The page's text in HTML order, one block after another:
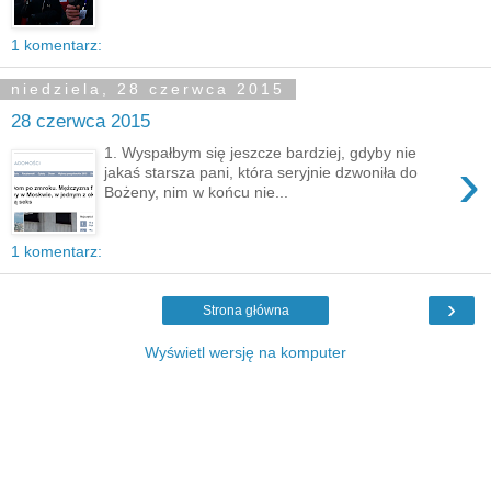
1 komentarz:
niedziela, 28 czerwca 2015
28 czerwca 2015
›
1. Wyspałbym się jeszcze bardziej, gdyby nie
jakaś starsza pani, która seryjnie dzwoniła do
Bożeny, nim w końcu nie...
1 komentarz:
›
Strona główna
Wyświetl wersję na komputer